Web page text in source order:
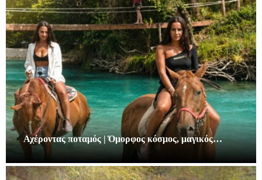
Αχέροντας ποταμός | Όμορφος κόσμος, μαγικός…